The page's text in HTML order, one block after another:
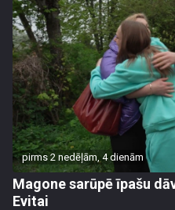
pirms 2 nedēļām, 4 dienām
Magone sarūpē īpašu
Evitai